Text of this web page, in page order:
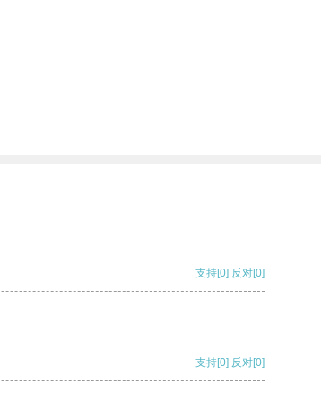
支持[0] 反对[0]
支持[0] 反对[0]